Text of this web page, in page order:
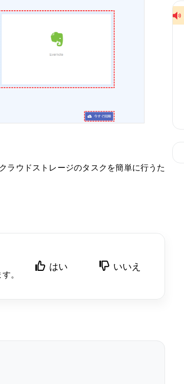
ラウドストレージのタスクを簡単に行うた
。
はい いいえ